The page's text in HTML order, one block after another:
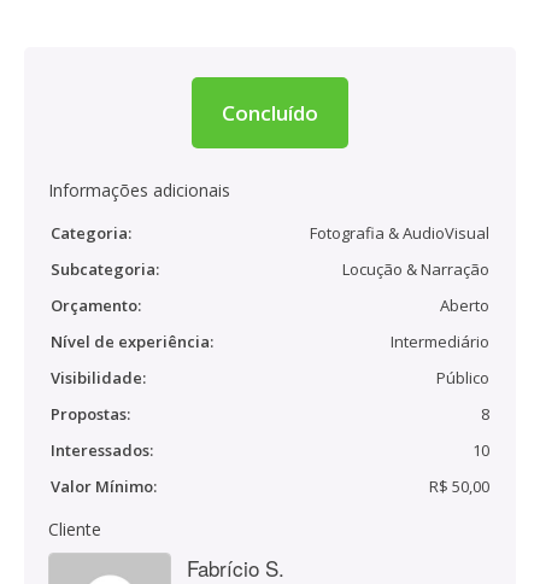
Concluído
Informações adicionais
Categoria:
Fotografia & AudioVisual
Subcategoria:
Locução & Narração
Orçamento:
Aberto
Nível de experiência:
Intermediário
Visibilidade:
Público
Propostas:
8
Interessados:
10
Valor Mínimo:
R$ 50,00
Cliente
Fabrício S.